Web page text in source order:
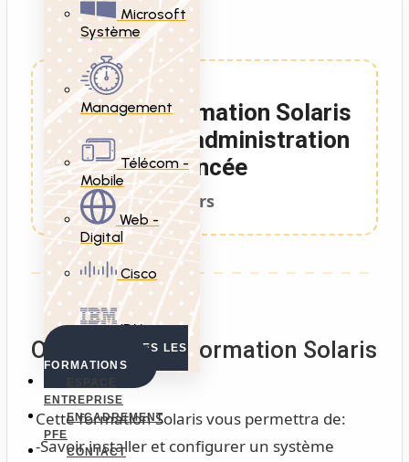
Microsoft
Système
Management
Télécom -
Mobile
Web -
Digital
Cisco
IBM
VOIR TOUTES LES
FORMATIONS
ENTREPRISE
ENCADREMENT
PFE
CONTACT
Formation Solaris
10 administration
avancée
4 Jours
Objectifs de la formation Solaris
Cette formation Solaris vous permettra de:
-Savoir installer et configurer un système